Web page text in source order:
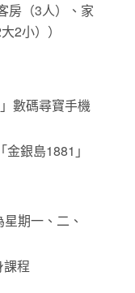
房（3人）、家
2小））
數碼尋寶手機
銀島1881」
期一、二、
程